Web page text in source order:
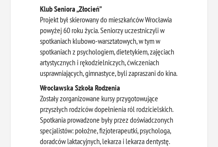
Klub Seniora „Złocień”
Projekt był skierowany do mieszkańców Wrocławia
powyżej 60 roku życia. Seniorzy uczestniczyli w
spotkaniach klubowo-warsztatowych, w tym w
spotkaniach z psychologiem, dietetykiem, zajęciach
artystycznych i rękodzielniczych, ćwiczeniach
usprawniających, gimnastyce, byli zapraszani do kina.
Wrocławska Szkoła Rodzenia
Zostały zorganizowane kursy przygotowujące
przyszłych rodziców dopełnienia ról rodzicielskich.
Spotkania prowadzone były przez doświadczonych
specjalistów: położne, fizjoterapeutki, psychologa,
doradców laktacyjnych, lekarza i lekarza dentystę.